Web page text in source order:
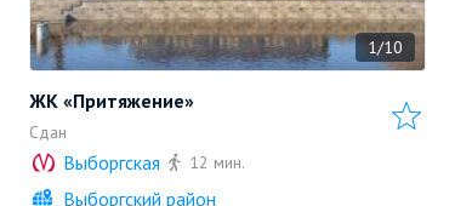
1/10
ЖК «Притяжение»
Сдан
Выборгская 12 мин.
Выборгский район